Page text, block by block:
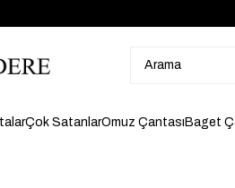
Çok SatanlarOmuz Çantası Baget